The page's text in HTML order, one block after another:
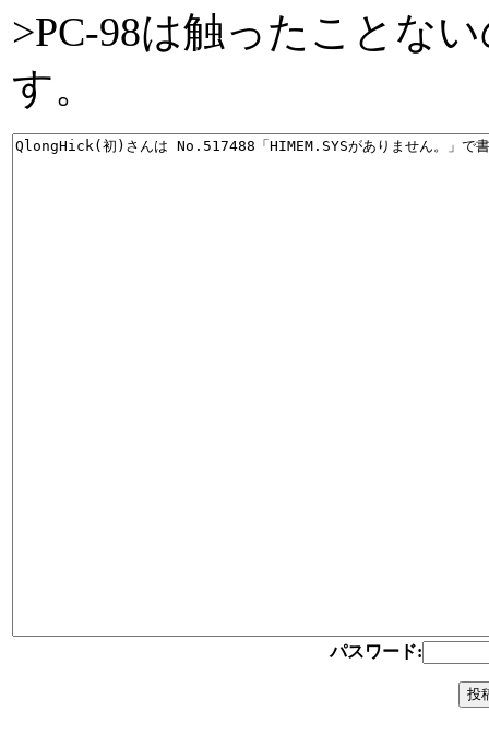
>PC-98は触ったことな
す。
パスワード: